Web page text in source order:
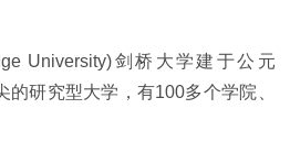
University)剑桥大学建于公元
研究型大学，有100多个学院、